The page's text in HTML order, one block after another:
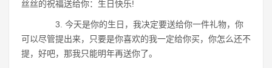
丝丝的祝福送给你：生日快乐!
3. 今天是你的生日，我决定要送给你一件礼物，你
可以尽管提出来，只要是你喜欢的我一定给你买，你怎么还不
提，好吧，那我只能明年再送你了。